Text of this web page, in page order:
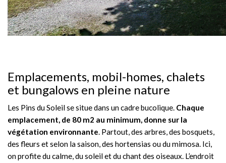
Emplacements, mobil-homes, chalets
et bungalows en pleine nature
Les Pins du Soleil se situe dans un cadre bucolique. Chaque
emplacement, de 80 m2 au minimum, donne sur la
végétation environnante. Partout, des arbres, des bosquets,
des fleurs et selon la saison, des hortensias ou du mimosa. Ici,
on profite du calme, du soleil et du chant des oiseaux. L’endroit